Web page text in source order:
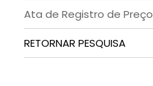
Ata de Registro de Preço
RETORNAR PESQUISA